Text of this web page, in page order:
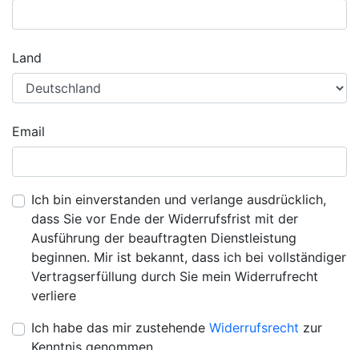
Land
Email
Ich bin einverstanden und verlange ausdrücklich,
dass Sie vor Ende der Widerrufsfrist mit der
Ausführung der beauftragten Dienstleistung
beginnen. Mir ist bekannt, dass ich bei vollständiger
Vertragserfüllung durch Sie mein Widerrufrecht
verliere
Ich habe das mir zustehende Widerrufsrecht zur
Kenntnis genommen